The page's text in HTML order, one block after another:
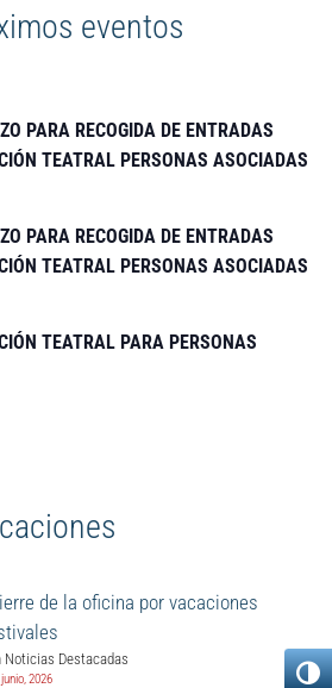
eventos
PARA RECOGIDA DE ENTRADAS
TEATRAL PERSONAS ASOCIADAS
PARA RECOGIDA DE ENTRADAS
TEATRAL PERSONAS ASOCIADAS
TEATRAL PARA PERSONAS
de la oficina por vacaciones
Noticias Destacadas
2026